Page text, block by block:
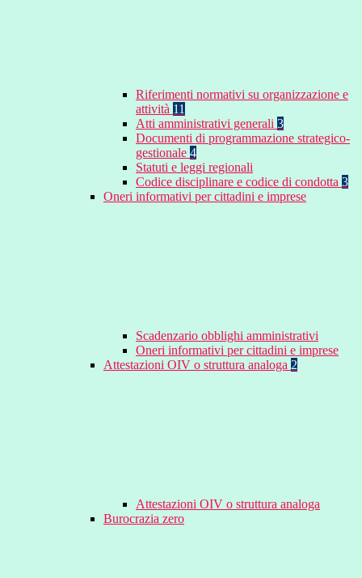
Riferimenti normativi su organizzazione e
attività 11
Atti amministrativi generali 3
Documenti di programmazione strategico-
gestionale 4
Statuti e leggi regionali
Codice disciplinare e codice di condotta 3
Oneri informativi per cittadini e imprese
Scadenzario obblighi amministrativi
Oneri informativi per cittadini e imprese
Attestazioni OIV o struttura analoga 2
Attestazioni OIV o struttura analoga
Burocrazia zero